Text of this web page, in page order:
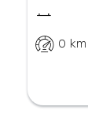
0 km